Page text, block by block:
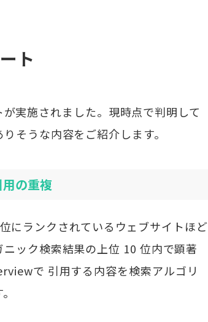
ト
実施されました。現時点で判明して
そうな内容をご紹介します。
の重複
にランクされているウェブサイトほど
ック検索結果の上位 10 位内で顕著
で 引用する内容を検索アルゴリ